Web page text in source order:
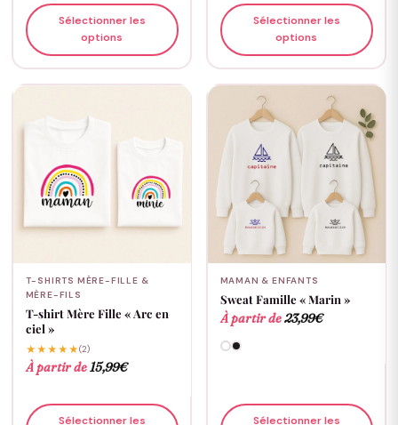
Sélectionner les
options
Sélectionner les
options
T-SHIRTS MÈRE-FILLE &
MÈRE-FILS
T-shirt Mère Fille « Arc en
ciel »
★★★★★(2)
À partir de 15,99€
Sélectionner les
MAMAN & ENFANTS
Sweat Famille « Marin »
À partir de23,99€
Sélectionner les